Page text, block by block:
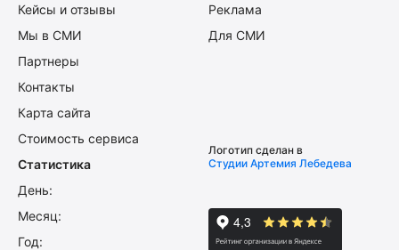
Кейсы и отзывы
Мы в СМИ
Партнеры
Контакты
Карта сайта
Стоимость сервиса
Реклама
Для СМИ
Статистика
День:
Месяц:
Год:
Логотип сделан в
Студии Артемия Лебедева